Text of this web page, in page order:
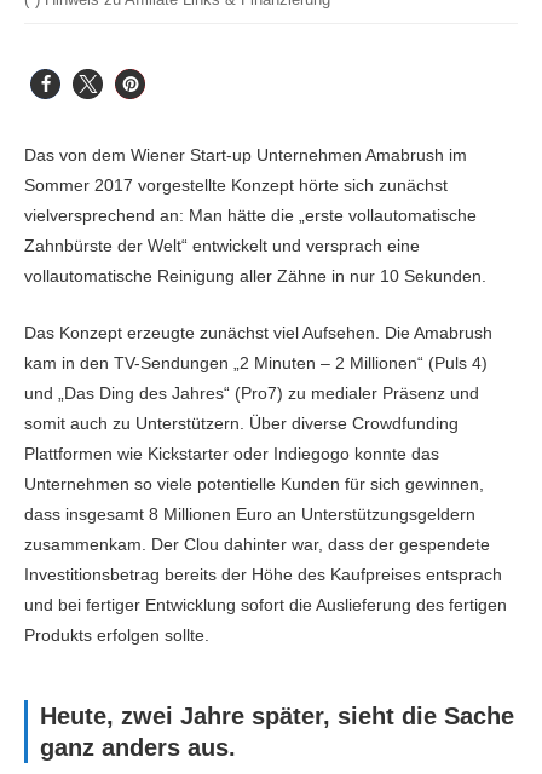
Das von dem Wiener Start-up Unternehmen Amabrush im
Sommer 2017 vorgestellte Konzept hörte sich zunächst
vielversprechend an: Man hätte die „erste vollautomatische
Zahnbürste der Welt“ entwickelt und versprach eine
vollautomatische Reinigung aller Zähne in nur 10 Sekunden.
Das Konzept erzeugte zunächst viel Aufsehen. Die Amabrush
kam in den TV-Sendungen „2 Minuten – 2 Millionen“ (Puls 4)
und „Das Ding des Jahres“ (Pro7) zu medialer Präsenz und
somit auch zu Unterstützern. Über diverse Crowdfunding
Plattformen wie Kickstarter oder Indiegogo konnte das
Unternehmen so viele potentielle Kunden für sich gewinnen,
dass insgesamt 8 Millionen Euro an Unterstützungsgeldern
zusammenkam. Der Clou dahinter war, dass der gespendete
Investitionsbetrag bereits der Höhe des Kaufpreises entsprach
und bei fertiger Entwicklung sofort die Auslieferung des fertigen
Produkts erfolgen sollte.
Heute, zwei Jahre später, sieht die Sache
ganz anders aus.